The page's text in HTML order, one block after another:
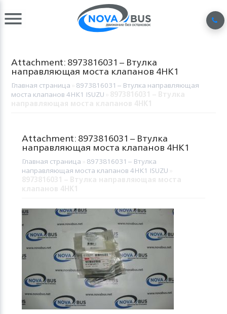
Attachment: 8973816031 – Втулка
направляющая моста клапанов 4HK1
Главная страница 8973816031 – Втулка направляющая
моста клапанов 4HK1 ISUZU
Attachment: 8973816031 – Втулка
направляющая моста клапанов 4HK1
Главная страница 8973816031 – Втулка
направляющая моста клапанов 4HK1 ISUZU